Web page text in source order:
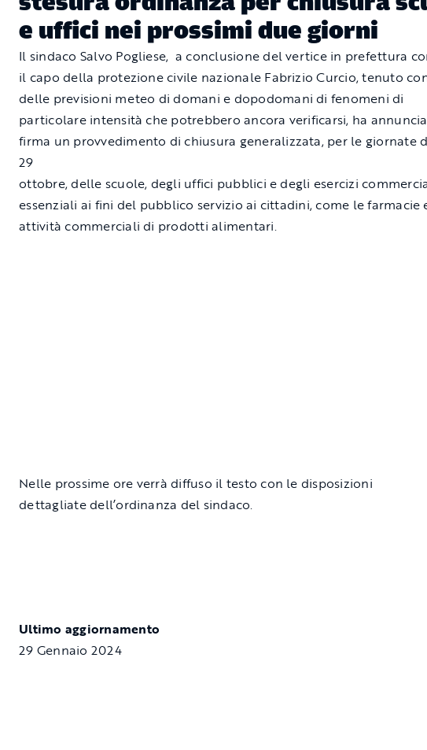
e uffici nei prossimi due giorni
Il sindaco Salvo Pogliese, a conclusione del vertice in prefettura
il capo della protezione civile nazionale Fabrizio Curcio, tenuto
delle previsioni meteo di domani e dopodomani di fenomeni di
particolare intensità che potrebbero ancora verificarsi, ha
firma un provvedimento di chiusura generalizzata, per le giornate
29
ottobre, delle scuole, degli uffici pubblici e degli esercizi
essenziali ai fini del pubblico servizio ai cittadini, come le farmacie
attività commerciali di prodotti alimentari.
Nelle prossime ore verrà diffuso il testo con le disposizioni
dettagliate dell’ordinanza del sindaco.
Ultimo aggiornamento
29 Gennaio 2024